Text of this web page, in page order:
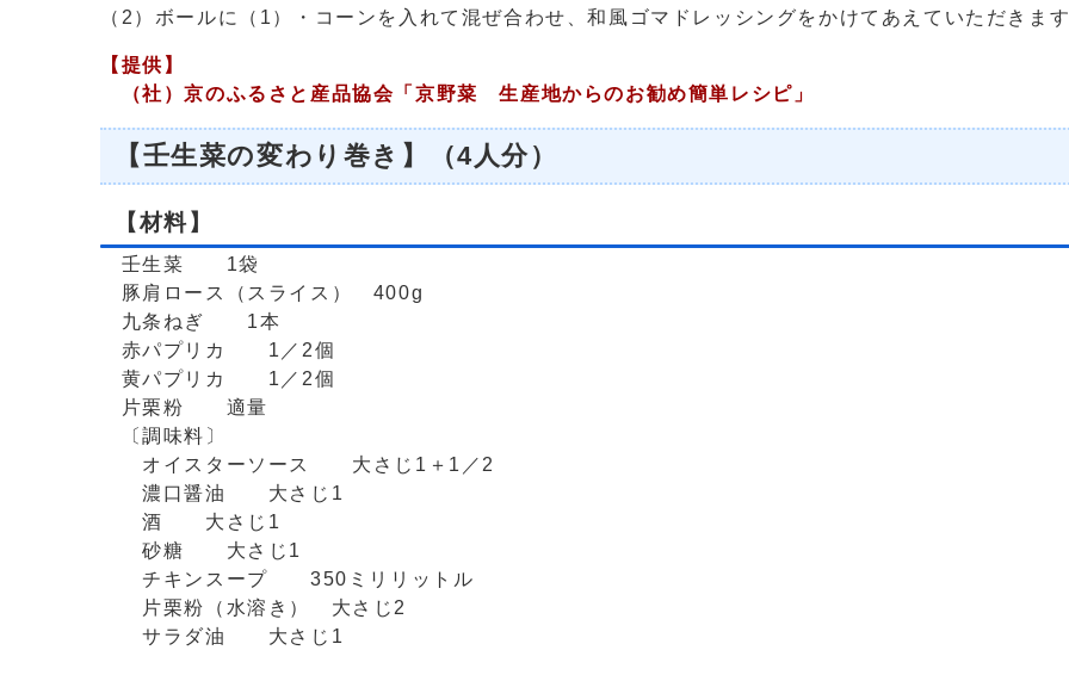
（2）ボールに（1）・コーンを入れて混ぜ合わせ、和風ゴマドレッシングをかけてあえていただきます
【提供】
（社）京のふるさと産品協会「京野菜 生産地からのお勧め簡単レシピ」
【壬生菜の変わり巻き】（4人分）
【材料】
壬生菜 1袋
豚肩ロース（スライス） 400g
九条ねぎ 1本
赤パプリカ 1／2個
黄パプリカ 1／2個
片栗粉 適量
〔調味料〕
オイスターソース 大さじ1＋1／2
濃口醤油 大さじ1
酒 大さじ1
砂糖 大さじ1
チキンスープ 350ミリリットル
片栗粉（水溶き） 大さじ2
サラダ油 大さじ1